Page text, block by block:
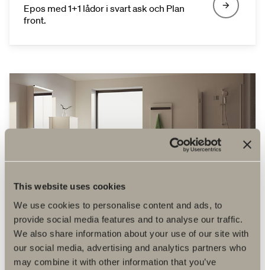
This website uses cookies
We use cookies to personalise content and ads, to
provide social media features and to analyse our traffic.
We also share information about your use of our site with
our social media, advertising and analytics partners who
may combine it with other information that you’ve
Epos med 1+1 lådor i svart ask och Plan
front.
Poem 60x35
Poem med två lådor i vitt och Plan front.